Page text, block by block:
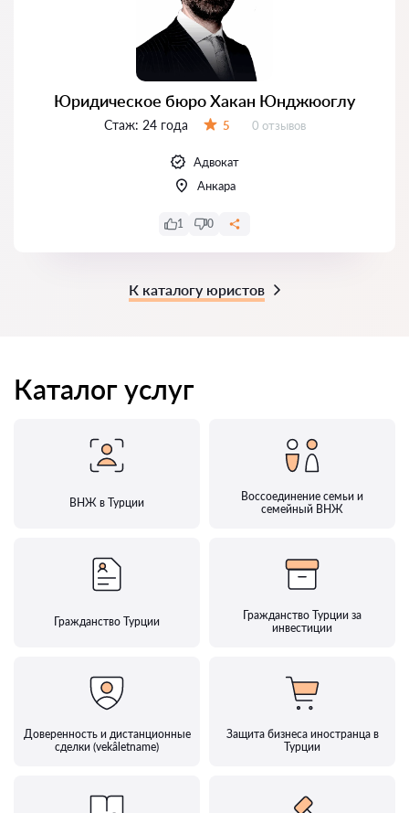
Юридическое бюро Хакан Юнджюоглу
Стаж: 24 года 5 Отзывов:
0 отзывов
Адвокат
Анкара
1 0
К каталогу юристов
Каталог услуг
ВНЖ в Турции
Воссоединение семьи и
семейный ВНЖ
Гражданство Турции
Гражданство Турции за
инвестиции
Доверенность и дистанционные
сделки (vekâletname)
Защита бизнеса иностранца в
Турции